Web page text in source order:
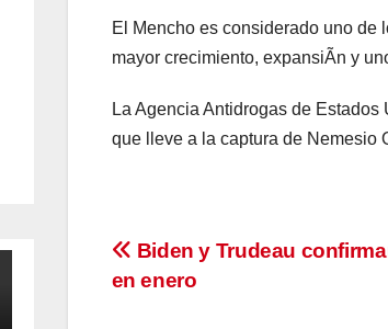
El Mencho es considerado uno de
mayor crecimiento, expansiÃn y
La Agencia Antidrogas de
que lleve a la captura de Nemesio
Navegación
Biden y Trudeau
en enero